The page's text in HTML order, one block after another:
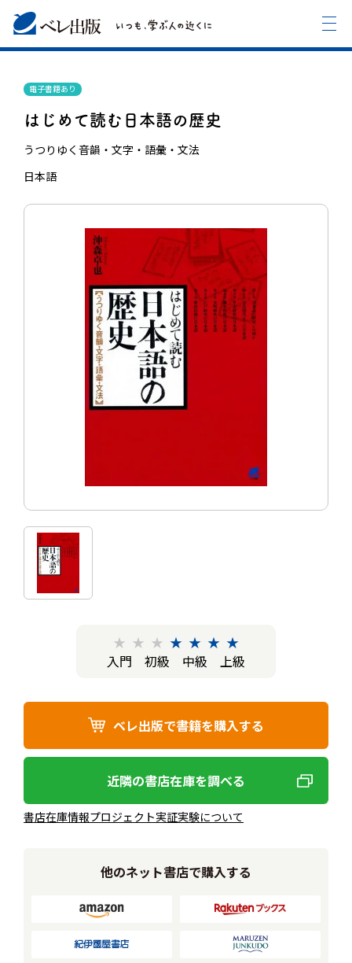
電子書籍あり
はじめて読む日本語の歴史
うつりゆく音韻・文字・語彙・文法
日本語
★ ★ ★ ★ ★ ★ ★
入門
初級 中級 上級
ベレ出版で書籍を購入する
近隣の書店在庫を調べる
書店在庫情報プロジェクト実証実験について
他のネット書店で購入する